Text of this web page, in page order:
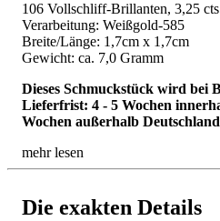
106 Vollschliff-Brillanten, 3,25
Verarbeitung: Weißgold-585
Breite/Länge: 1,7cm x 1,7cm
Gewicht: ca. 7,0 Gramm
Dieses Schmuckstück wird bei
Lieferfrist: 4 - 5 Wochen
Wochen außerhalb
mehr lesen
Die exakten Details